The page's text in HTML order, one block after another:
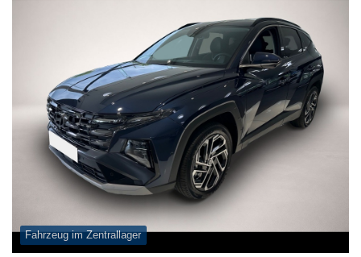
Fahrzeug im Zentrallager